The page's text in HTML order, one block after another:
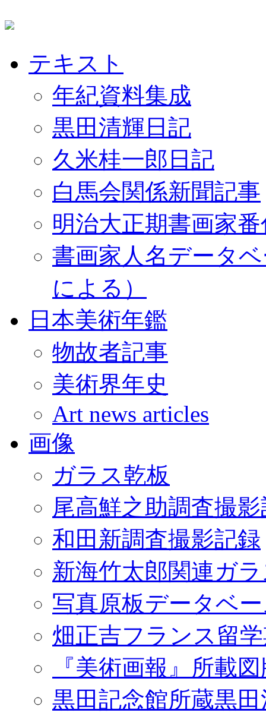
テキスト
年紀資料集成
黒田清輝日記
久米桂一郎日記
白馬会関係新聞記事
明治大正期書画家
書画家人名データ
による）
日本美術年鑑
物故者記事
美術界年史
Art news articles
画像
ガラス乾板
尾高鮮之助調査撮
和田新調査撮影記録
新海竹太郎関連ガ
写真原板データベ
畑正吉フランス留
『美術画報』所載
黒田記念館所蔵黒